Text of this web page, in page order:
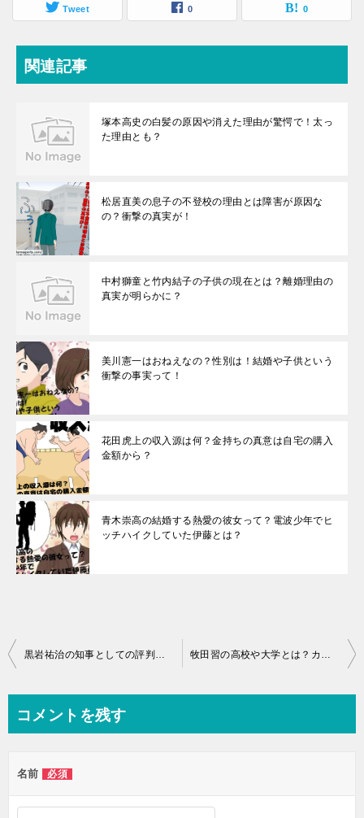
Tweet 0 0
関連記事
塚本高史の白髪の原因や消えた理由が驚愕で！太っ
た理由とも？
松居直美の息子の不登校の理由とは障害が原因な
の？衝撃の真実が！
中村獅童と竹内結子の子供の現在とは？離婚理由の
真実が明らかに？
美川憲一はおねえなの？性別は！結婚や子供という
衝撃の事実って！
花田虎上の収入源は何？金持ちの真意は自宅の購入
金額から？
青木崇高の結婚する熱愛の彼女って？電波少年でヒ
ッチハイクしていた伊藤とは？
投
ビ
ー
シ
黒岩祐治の知事としての評判は？息子や嫁画像で驚愕の？ 牧田習の高校や大学とは？カラコンや彼女が安藤美姫という噂が
コメントを残す
名前 必須